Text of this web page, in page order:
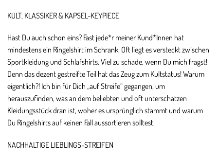
KULT, KLASSIKER & KAPSEL-KEYPIECE
Hast Du auch schon eins? Fast jede*r meiner Kund*Innen hat
mindestens ein Ringelshirt im Schrank. Oft liegt es versteckt zwischen
Sportkleidung und Schlafshirts. Viel zu schade, wenn Du mich fragst!
Denn das dezent gestreifte Teil hat das Zeug zum Kultstatus! Warum
eigentlich?! Ich bin für Dich „auf Streife“ gegangen, um
herauszufinden, was an dem beliebten und oft unterschätzen
Kleidungsstück dran ist, woher es ursprünglich stammt und warum
Du Ringelshirts auf keinen Fall aussortieren solltest.
NACHHALTIGE LIEBLINGS-STREIFEN